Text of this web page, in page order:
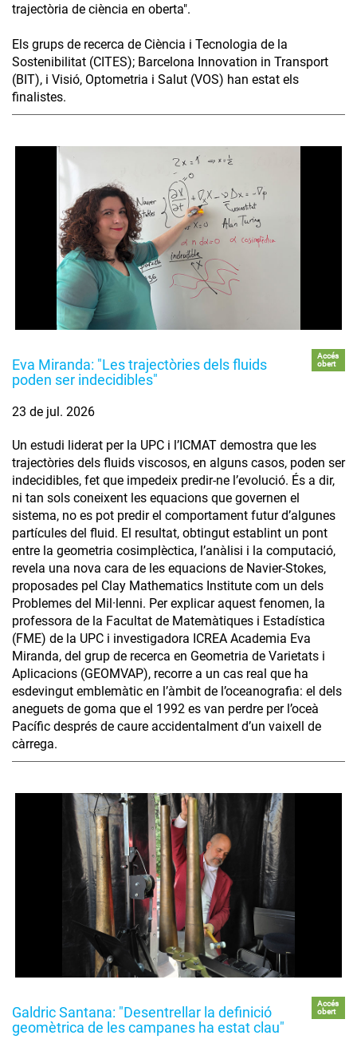
trajectòria de ciència en oberta".
Els grups de recerca de Ciència i Tecnologia de la
Sostenibilitat (CITES); Barcelona Innovation in Transport
(BIT), i Visió, Optometria i Salut (VOS) han estat els
finalistes.
Eva Miranda: "Les trajectòries dels fluids
poden ser indecidibles"
Accés
obert
23 de jul. 2026
Un estudi liderat per la UPC i l’ICMAT demostra que les
trajectòries dels fluids viscosos, en alguns casos, poden ser
indecidibles, fet que impedeix predir-ne l’evolució. És a dir,
ni tan sols coneixent les equacions que governen el
sistema, no es pot predir el comportament futur d’algunes
partícules del fluid. El resultat, obtingut establint un pont
entre la geometria cosimplèctica, l’anàlisi i la computació,
revela una nova cara de les equacions de Navier-Stokes,
proposades pel Clay Mathematics Institute com un dels
Problemes del Mil·lenni. Per explicar aquest fenomen, la
professora de la Facultat de Matemàtiques i Estadística
(FME) de la UPC i investigadora ICREA Academia Eva
Miranda, del grup de recerca en Geometria de Varietats i
Aplicacions (GEOMVAP), recorre a un cas real que ha
esdevingut emblemàtic en l’àmbit de l’oceanografia: el dels
aneguets de goma que el 1992 es van perdre per l’oceà
Pacífic després de caure accidentalment d’un vaixell de
càrrega.
Galdric Santana: "Desentrellar la definició
geomètrica de les campanes ha estat clau"
Accés
obert